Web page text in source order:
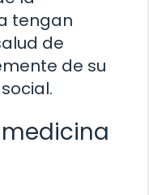
tengan
de
de su